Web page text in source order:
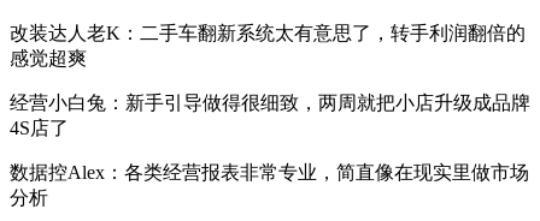
改装达人老K：二手车翻新系统太有意思了，转手利润翻倍的
感觉超爽
经营小白兔：新手引导做得很细致，两周就把小店升级成品牌
4S店了
数据控Alex：各类经营报表非常专业，简直像在现实里做市场
分析